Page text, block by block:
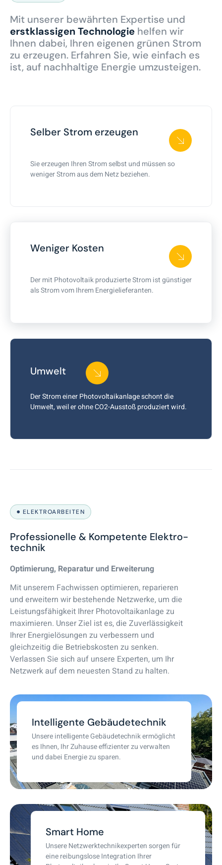
Mit unserer bewährten Expertise und
erstklassigen Technologie helfen wir
Ihnen dabei, Ihren eigenen grünen Strom
zu erzeugen. Erfahren Sie, wie einfach es
ist, auf nachhaltige Energie umzusteigen.
Selber Strom erzeugen
Sie erzeugen Ihren Strom selbst und müssen so
weniger Strom aus dem Netz beziehen.
Weniger Kosten
Der mit Photovoltaik produzierte Strom ist günstiger
als Strom vom Ihrem Energielieferanten.
Umwelt
Der Strom einer Photovoltaikanlage schont die
Umwelt, weil er ohne CO2-Ausstoß produziert wird.
ELEKTROARBEITEN
Professionelle & Kompetente Elektro­
technik
Optimierung, Reparatur und Erweiterung
Mit unserem Fachwissen optimieren, reparieren
und erweitern wir bestehende Netzwerke, um die
Leistungsfähigkeit Ihrer Photovoltaikanlage zu
maximieren. Unser Ziel ist es, die Zuverlässigkeit
Ihrer Energielösungen zu verbessern und
gleichzeitig die Betriebskosten zu senken.
Verlassen Sie sich auf unsere Experten, um Ihr
Netzwerk auf dem neuesten Stand zu halten.
Intelligente Gebäudetechnik
Unsere intelligente Gebäudetechnik ermöglicht
es Ihnen, Ihr Zuhause effizienter zu verwalten
und dabei Energie zu sparen.
Smart Home
Unsere Netzwerktechnikexperten sorgen für
eine reibungslose Integration Ihrer